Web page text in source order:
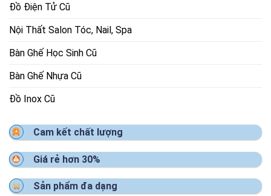
Đồ Điện Tử Cũ
Nội Thất Salon Tóc, Nail, Spa
Bàn Ghế Học Sinh Cũ
Bàn Ghế Nhựa Cũ
Đồ Inox Cũ
Cam kết chất lượng
Giá rẻ hơn 30%
Sản phẩm đa dạng